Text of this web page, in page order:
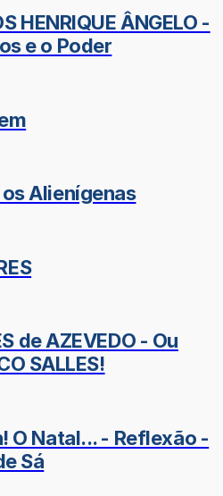
HENRIQUE ÂNGELO -
e o Poder
os Alienígenas
de AZEVEDO - Ou
SALLES!
O Natal... - Reflexão -
Sá